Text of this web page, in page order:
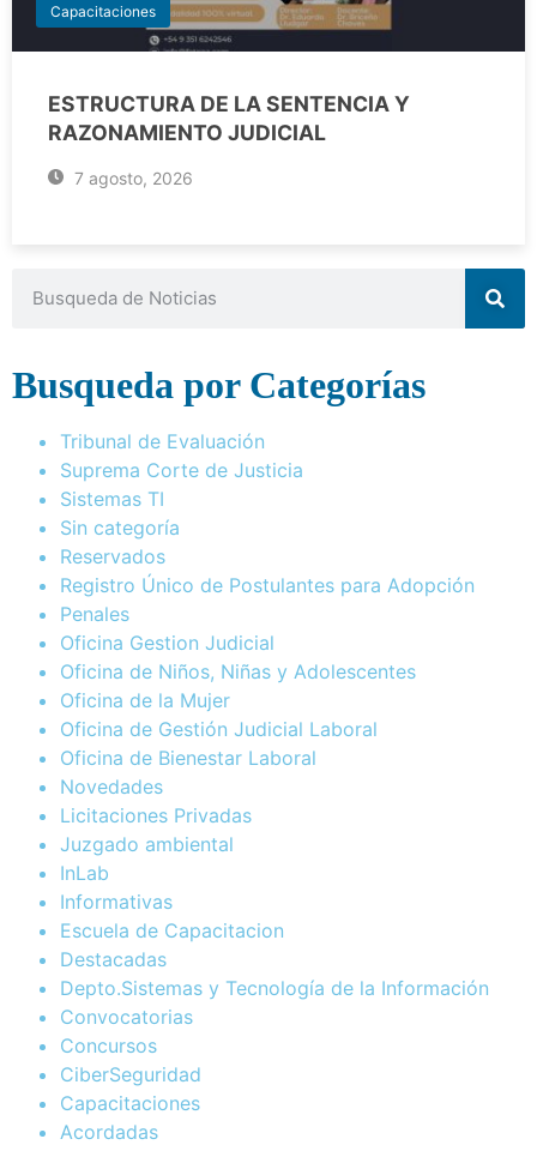
Capacitaciones
ESTRUCTURA DE LA SENTENCIA Y
RAZONAMIENTO JUDICIAL
7 agosto, 2026
Busqueda por Categorías
Tribunal de Evaluación
Suprema Corte de Justicia
Sistemas TI
Sin categoría
Reservados
Registro Único de Postulantes para Adopción
Penales
Oficina Gestion Judicial
Oficina de Niños, Niñas y Adolescentes
Oficina de la Mujer
Oficina de Gestión Judicial Laboral
Oficina de Bienestar Laboral
Novedades
Licitaciones Privadas
Juzgado ambiental
InLab
Informativas
Escuela de Capacitacion
Destacadas
Depto.Sistemas y Tecnología de la Información
Convocatorias
Concursos
CiberSeguridad
Capacitaciones
Acordadas